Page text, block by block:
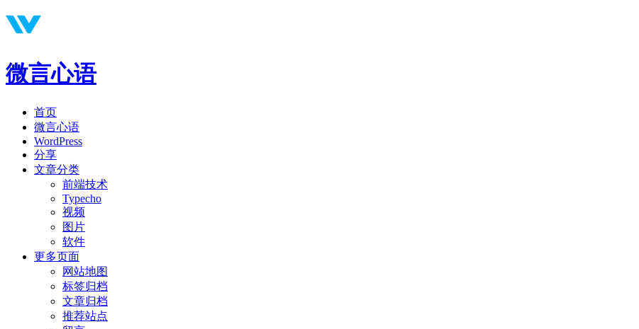
微言心语
首页
微言心语
WordPress
分享
文章分类
前端技术
Typecho
视频
图片
软件
更多页面
网站地图
标签归档
文章归档
推荐站点